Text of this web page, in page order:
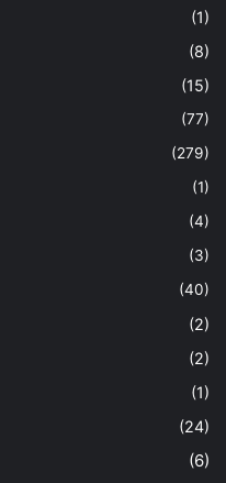
(1)
(8)
(15)
(77)
(279)
(1)
(4)
(3)
(40)
(2)
(2)
(1)
(24)
(6)